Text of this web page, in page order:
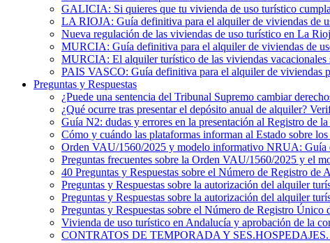
GALICIA: Si quieres que tu vivienda de uso turístico
LA RIOJA: Guía definitiva para el alquiler de viviendas de
Nueva regulación de las viviendas de uso turístico en La
MURCIA: Guía definitiva para el alquiler de viviendas de
MURCIA: El alquiler turístico de las viviendas vacacionales
PAIS VASCO: Guía definitiva para el alquiler de viviendas
Preguntas y Respuestas
¿Puede una sentencia del Tribunal Supremo cambiar
¿Qué ocurre tras presentar el depósito anual de alquiler?
Guía N2: dudas y errores en la presentación al Registro de
Cómo y cuándo las plataformas informan al Estado sobre
Orden VAU/1560/2025 y modelo informativo NRUA: Guía
Preguntas frecuentes sobre la Orden VAU/1560/2025 y el
40 Preguntas y Respuestas sobre el Número de Registro de
Preguntas y Respuestas sobre la autorización del alquiler
Preguntas y Respuestas sobre la autorización del alquiler
Preguntas y Respuestas sobre el Número de Registro
Vivienda de uso turístico en Andalucía y aprobación de la
CONTRATOS DE TEMPORADA Y SES.HOSPEDAJES.